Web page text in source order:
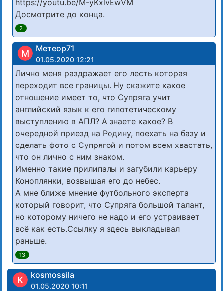
https://youtu.be/M-yKxlvEwVM
Досмотрите до конца.
2
М Метеор71
01.05.2020 12:21
Лично меня раздражает его лесть которая
переходит все границы. Ну скажите какое
отношение имеет то, что Супряга учит
английский язык к его гипотетическому
выступлению в АПЛ? А знаете какое? В
очередной приезд на Родину, поехать на базу и
сделать фото с Супрягой и потом всем хвастать,
что он лично с ним знаком.
Именно такие прилипалы и загубили карьеру
Коноплянки, возвышая его до небес.
А мне ближе мнение футбольного эксперта
который говорит, что Супряга большой талант,
но которому ничего не надо и его устраивает
всё как есть.Ссылку я здесь выкладывал
раньше.
13
K kosmossila
01.05.2020 10:11